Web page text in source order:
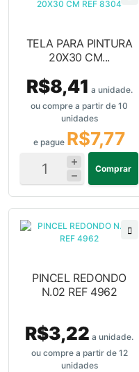
TELA PARA PINTURA
20X30 CM...
R$8,41 a unidade.
ou compre a partir de 10
unidades
e pague R$7,77
Comprar
PINCEL REDONDO
N.02 REF 4962
R$3,22 a unidade.
ou compre a partir de 12
unidades